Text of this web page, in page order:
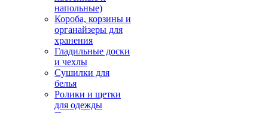
напольные)
Короба, корзины и
органайзеры для
хранения
Гладильные доски
и чехлы
Сушилки для
белья
Ролики и щетки
для одежды